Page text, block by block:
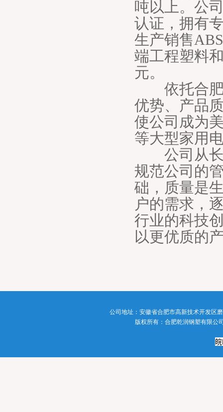
吨以上。公
认证，拥有
生产销售
端工程塑料
元。
依托合肥
优势、产品
使公司成为
等大型家用
公司从长
规范公司的
础，质量是
户的需求，
行业的科技
以更优质的
公司地址： 安徽省合肥市高新技术开发区
版权所有 ： 合肥乾润钢塑有限公